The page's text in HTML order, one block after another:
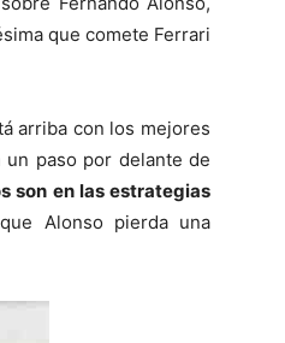
que comete Ferrari
arriba con los mejores
paso por delante de
son en las estrategias
Alonso pierda una